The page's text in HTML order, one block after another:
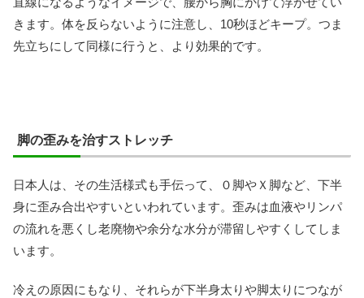
きます。体を反らないように注意し、10秒ほどキープ。つま
先立ちにして同様に行うと、より効果的です。
脚の歪みを治すストレッチ
日本人は、その生活様式も手伝って、０脚やＸ脚など、下半
身に歪み合出やすいといわれています。歪みは血液やリンパ
の流れを悪くし老廃物や余分な水分が滞留しやすくしてしま
います。
冷えの原因にもなり、それらが下半身太りや脚太りにつなが